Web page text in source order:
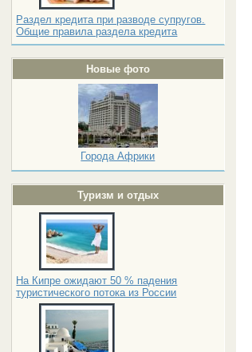
Раздел кредита при разводе супругов.
Общие правила раздела кредита
Новые фото
Города Африки
Туризм и отдых
На Кипре ожидают 50 % падения
туристического потока из России